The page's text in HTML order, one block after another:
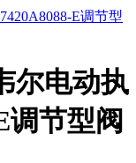
尔电动执
调节型阀